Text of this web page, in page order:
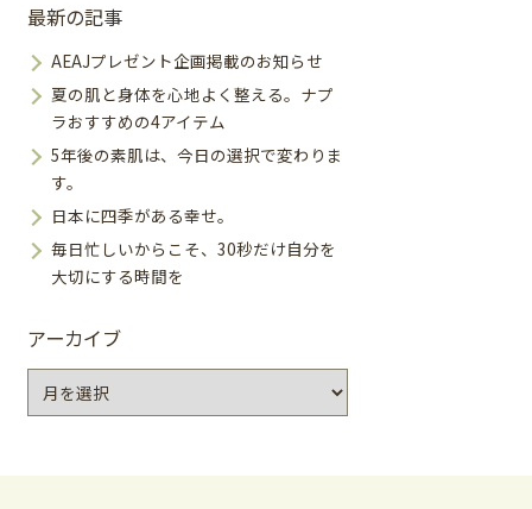
最新の記事
AEAJプレゼント企画掲載のお知らせ
夏の肌と身体を心地よく整える。ナプ
ラおすすめの4アイテム
5年後の素肌は、今日の選択で変わりま
す。
日本に四季がある幸せ。
毎日忙しいからこそ、30秒だけ自分を
大切にする時間を
アーカイブ